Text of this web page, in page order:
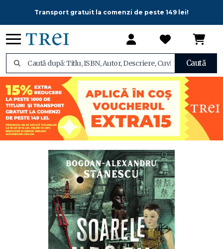
Transport gratuit la comenzi de peste 149 lei!
Caută